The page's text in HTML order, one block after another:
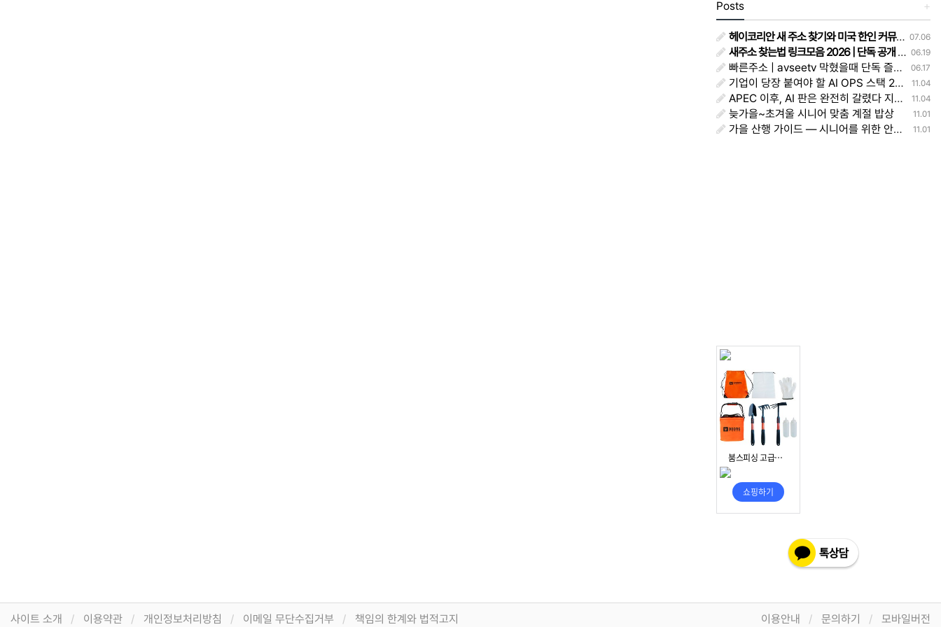
+
Posts
07.06
헤이코리안 새 주소 찾기와 미국 한인 커뮤니티 이용 후기
06.19
새주소 찾는법 링크모음 2026 | 단독 공개 - 주소얌
06.17
빠른주소 | avseetv 막혔을때 단독 즐겨찾기 정리 주소얌
11.04
기업이 당장 붙여야 할 AI OPS 스택 2025 — 모델·평가·워크플로·권한·대시보드 실전 레시피
11.04
APEC 이후, AI 판은 완전히 갈렸다 지금 당장 바꿔야 할 생존전략
11.01
늦가을~초겨울 시니어 맞춤 계절 밥상
11.01
가을 산행 가이드 — 시니어를 위한 안전하고 아름다운 등산법
사이트 소개 이용약관 개인정보처리방침 이메일 무단수집거부 책임의 한계와 법적고지 이용안내 문의하기 모바일버전